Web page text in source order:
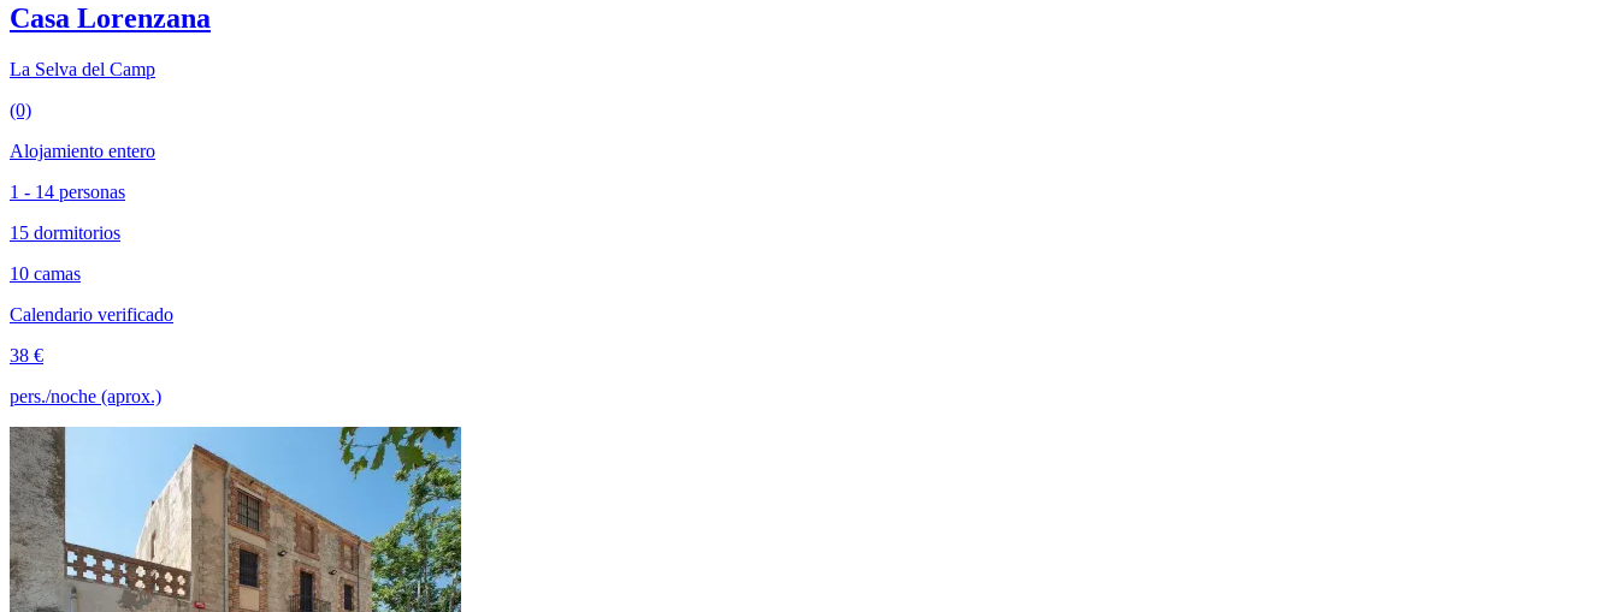
Casa Lorenzana
La Selva del Camp
(0)
Alojamiento entero
1 - 14 personas
15 dormitorios
10 camas
Calendario verificado
38 €
pers./noche (aprox.)